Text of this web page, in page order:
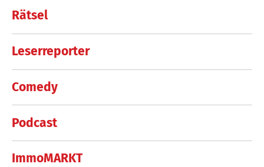
Rätsel
Leserreporter
Comedy
Podcast
ImmoMARKT